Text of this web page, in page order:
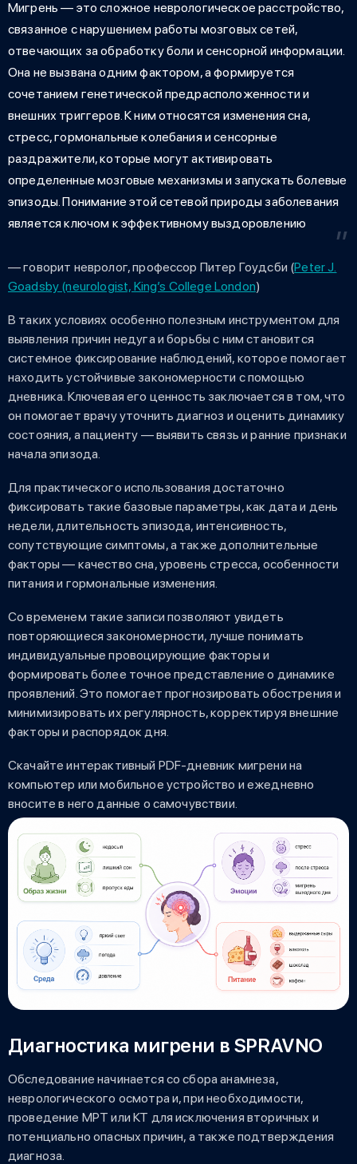
Мигрень — это сложное неврологическое расстройство,
связанное с нарушением работы мозговых сетей,
отвечающих за обработку боли и сенсорной информации.
Она не вызвана одним фактором, а формируется
сочетанием генетической предрасположенности и
внешних триггеров. К ним относятся изменения сна,
стресс, гормональные колебания и сенсорные
раздражители, которые могут активировать
определенные мозговые механизмы и запускать болевые
эпизоды. Понимание этой сетевой природы заболевания
является ключом к эффективному выздоровлению
— говорит невролог, профессор Питер Гоудсби (Peter J.
Goadsby (neurologist, King’s College London)
В таких условиях особенно полезным инструментом для
выявления причин недуга и борьбы с ним становится
системное фиксирование наблюдений, которое помогает
находить устойчивые закономерности с помощью
дневника. Ключевая его ценность заключается в том, что
он помогает врачу уточнить диагноз и оценить динамику
состояния, а пациенту — выявить связь и ранние признаки
начала эпизода.
Для практического использования достаточно
фиксировать такие базовые параметры, как дата и день
недели, длительность эпизода, интенсивность,
сопутствующие симптомы, а также дополнительные
факторы — качество сна, уровень стресса, особенности
питания и гормональные изменения.
Со временем такие записи позволяют увидеть
повторяющиеся закономерности, лучше понимать
индивидуальные провоцирующие факторы и
формировать более точное представление о динамике
проявлений. Это помогает прогнозировать обострения и
минимизировать их регулярность, корректируя внешние
факторы и распорядок дня.
Скачайте интерактивный PDF-дневник мигрени на
компьютер или мобильное устройство и ежедневно
вносите в него данные о самочувствии.
Диагностика мигрени в SPRAVNO
Обследование начинается со сбора анамнеза,
неврологического осмотра и, при необходимости,
проведение МРТ или КТ для исключения вторичных и
потенциально опасных причин, а также подтверждения
диагноза.